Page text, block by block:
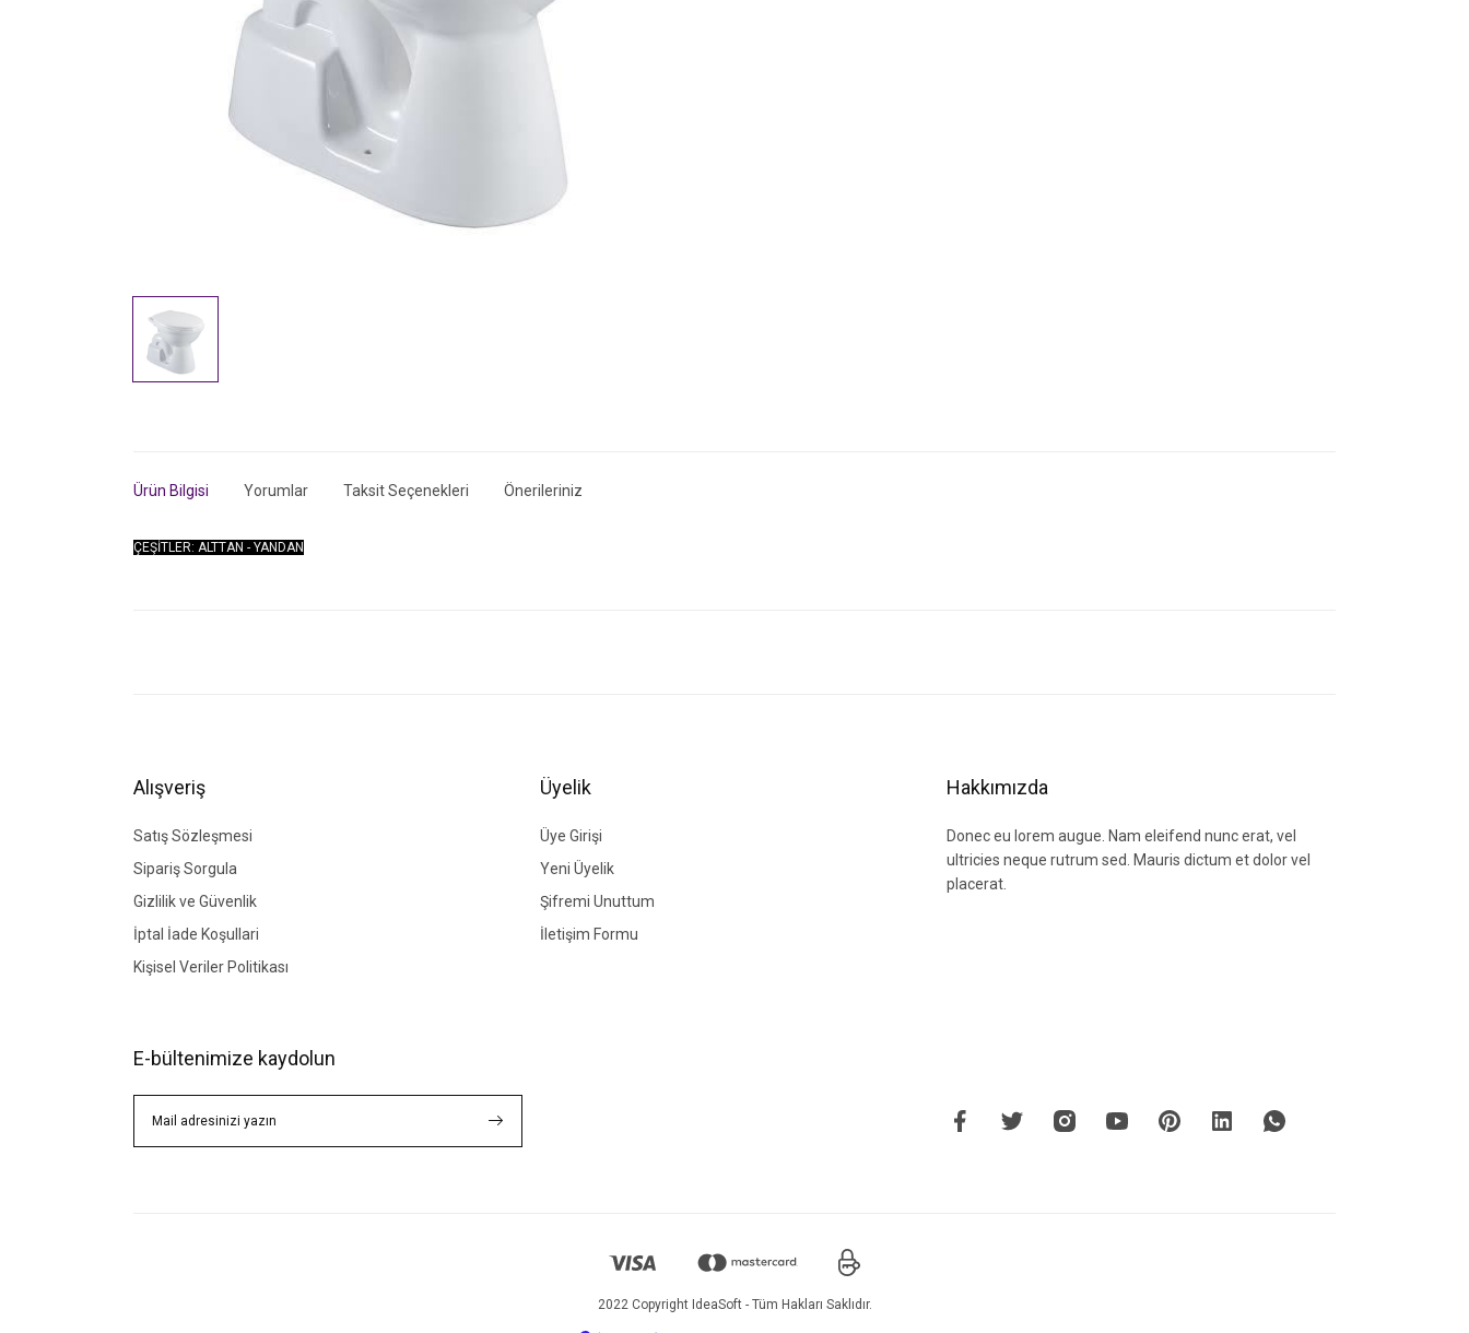
Ürün Bilgisi Yorumlar Taksit Seçenekleri Önerileriniz
ÇEŞİTLER: ALTTAN - YANDAN
Ürün fiyatı diğer sitelerden daha pahalı.
Bu ürüne benzer farklı alternatifler olmalı.
Alışveriş
Satış Sözleşmesi
Sipariş Sorgula
Gizlilik ve Güvenlik
İptal İade Koşullari
Kişisel Veriler Politikası
Üyelik
Üye Girişi
Yeni Üyelik
Şifremi Unuttum
İletişim Formu
Hakkımızda
Donec eu lorem augue. Nam eleifend nunc erat, vel
ultricies neque rutrum sed. Mauris dictum et dolor vel
placerat.
E-bültenimize kaydolun
2022 Copyright IdeaSoft - Tüm Hakları Saklıdır.